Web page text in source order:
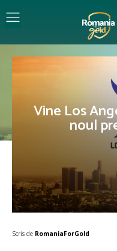
Vine Los
noul
Scris de RomaniaForGold